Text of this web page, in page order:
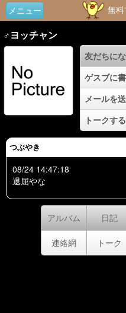
メニュー 無
♂ヨッチャン
友だちに
ゲスブに
メールを
トークする
つぶやき
08/24 14:47:18
退屈やな
アルバム 日記
連絡網 トーク